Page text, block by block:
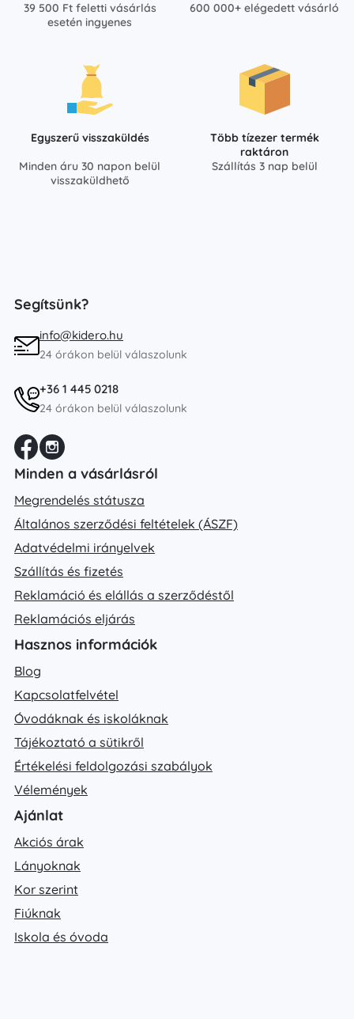
39 500 Ft feletti vásárlás
esetén ingyenes
600 000+ elégedett vásárló
Egyszerű visszaküldés
Minden áru 30 napon belül
visszaküldhető
Több tízezer termék
raktáron
Szállítás 3 nap belül
Segítsünk?
info@kidero.hu
24 órákon belül válaszolunk
+36 1 445 0218
24 órákon belül válaszolunk
Minden a vásárlásról
Megrendelés státusza
Általános szerződési feltételek (ÁSZF)
Adatvédelmi irányelvek
Szállítás és fizetés
Reklamáció és elállás a szerződéstől
Reklamációs eljárás
Hasznos információk
Blog
Kapcsolatfelvétel
Óvodáknak és iskoláknak
Tájékoztató a sütikről
Értékelési feldolgozási szabályok
Vélemények
Ajánlat
Akciós árak
Lányoknak
Kor szerint
Fiúknak
Iskola és óvoda